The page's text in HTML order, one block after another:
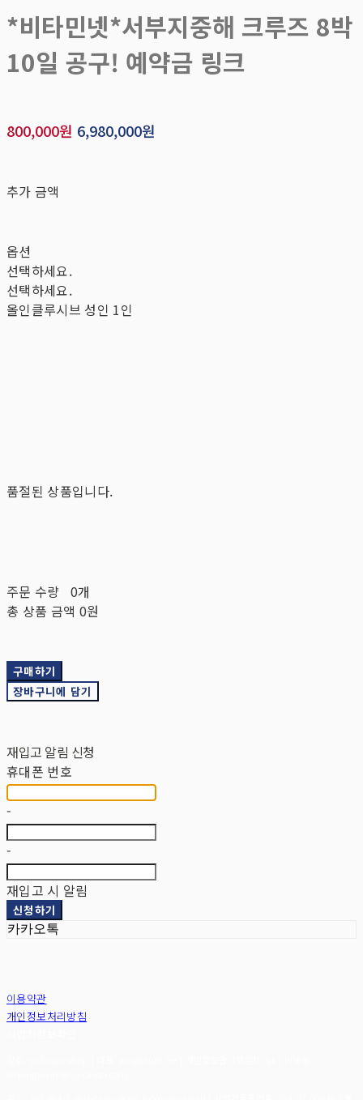
*비타민넷*서부지중해 크루즈 8박
10일 공구! 예약금 링크
800,000원 6,980,000원
추가 금액
옵션
선택하세요.
선택하세요.
올인클루시브 성인 1인
품절된 상품입니다.
주문 수량 0개
총 상품 금액 0원
구매하기
장바구니에 담기
재입고 알림 신청
휴대폰 번호
-
-
재입고 시 알림
신청하기
카카오톡
이용약관
개인정보처리방침